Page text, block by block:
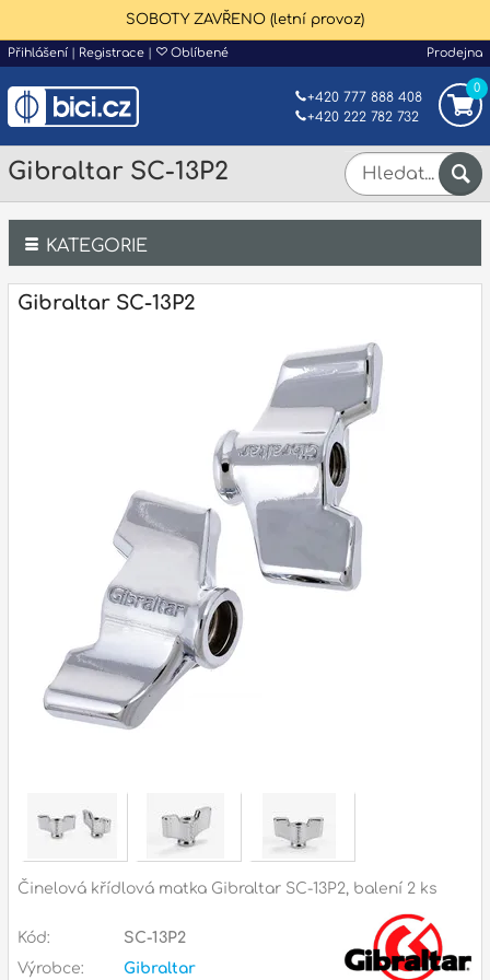
SOBOTY ZAVŘENO (letní provoz)
Přihlášení | Registrace | Oblíbené Prodejna
0
+420 777 888 408
+420 222 782 732
Gibraltar SC-13P2
KATEGORIE
Bicí
Dárkové předměty
Noty a knihy
Pro děti
Ostatní
Naše prodejna
Gibraltar SC-13P2
Činelová křídlová matka Gibraltar SC-13P2, balení 2 ks
Kód:
SC-13P2
Výrobce:
Gibraltar